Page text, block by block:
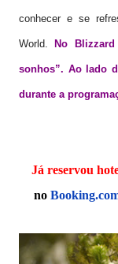
conhecer e se
World.No
sonhos”. Ao lado
durante a
Já reservou
no